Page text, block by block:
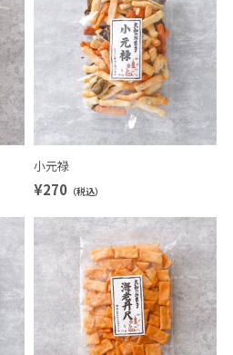
小元禄
¥270 （税込）